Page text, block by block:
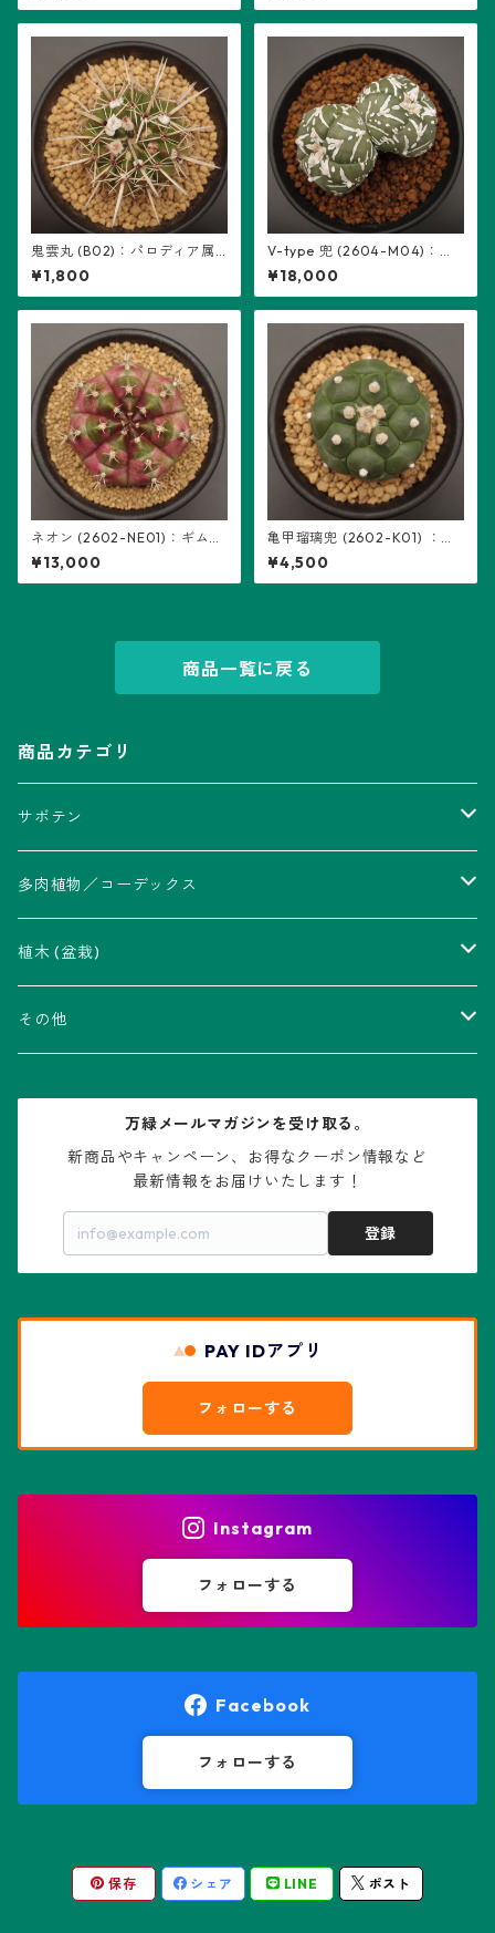
鬼雲丸 (B02)：パロディア属
※実生
¥1,800
V-type 兜 (2604-M04)：ア
ストロフィツム属 ※実生、2頭
立ち、5稜
¥18,000
ネオン (2602-NE01)：ギムノ
カリキウム属 ※実生
¥13,000
亀甲瑠璃兜 (2602-K01) ：ア
ストロフィツム属 ※実生
¥4,500
商品一覧に戻る
商品カテゴリ
サボテン
アストロフィツム属
瑠璃兜錦、兜丸錦
V-type兜
リザード・スキン兜
花園兜
アリオカルプス属
ウィギンシア属
エキノケレウス属
エキノプシス属
エリオシケ属
オレオケレウス属
friedrichii LB 2178
キリンドロオプンチア属
多肉植物／コーデックス
アカベ属
アロエ属
コノフィツム属
センナ属
パキポディウム属
フェネストラリア属
プセウドリトス属
ユーフォルビア属
植木 (盆栽)
ムクロジ科：カエデ属
その他
水石・景石
万緑メールマガジンを受け取る。
新商品やキャンペーン、お得なクーポン情報など
最新情報をお届けいたします！
登録
PAY IDアプリ
フォローする
Instagram
フォローする
Facebook
フォローする
保存 シェア LINE ポスト